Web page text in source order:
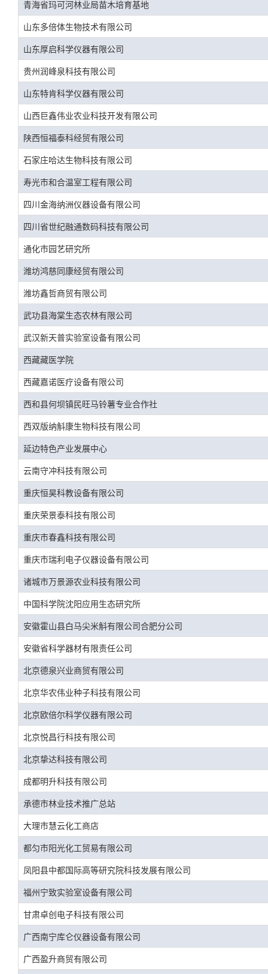
青海省玛可河林业局苗木培育基地
山东多倍体生物技术有限公司
山东厚启科学仪器有限公司
贵州润峰泉科技有限公司
山东特肯科学仪器有限公司
山西巨鑫伟业农业科技开发有限公司
陕西恒福泰科经贸有限公司
石家庄哈达生物科技有限公司
寿光市和合温室工程有限公司
四川金海纳洲仪器设备有限公司
四川省世纪融通数码科技有限公司
通化市园艺研究所
潍坊鸿慈同康经贸有限公司
潍坊鑫哲商贸有限公司
武功县海棠生态农林有限公司
武汉新天普实验室设备有限公司
西藏藏医学院
西藏嘉诺医疗设备有限公司
西和县何坝镇民旺马铃薯专业合作社
西双版纳斛康生物科技有限公司
延边特色产业发展中心
云南守冲科技有限公司
重庆恒昊科教设备有限公司
重庆荣景泰科技有限公司
重庆市春鑫科技有限公司
重庆市瑞利电子仪器设备有限公司
诸城市万景源农业科技有限公司
中国科学院沈阳应用生态研究所
安徽霍山县白马尖米斛有限公司合肥分公司
安徽省科学器材有限责任公司
北京德泉兴业商贸有限公司
北京华农伟业种子科技有限公司
北京欧倍尔科学仪器有限公司
北京悦昌行科技有限公司
北京挚达科技有限公司
成都明升科技有限公司
承德市林业技术推广总站
大理市慧云化工商店
都匀市阳光化工贸易有限公司
凤阳县中都国际高等研究院科技发展有限公司
福州宁致实验室设备有限公司
甘肃卓创电子科技有限公司
广西南宁库仑仪器设备有限公司
广西盈升商贸有限公司